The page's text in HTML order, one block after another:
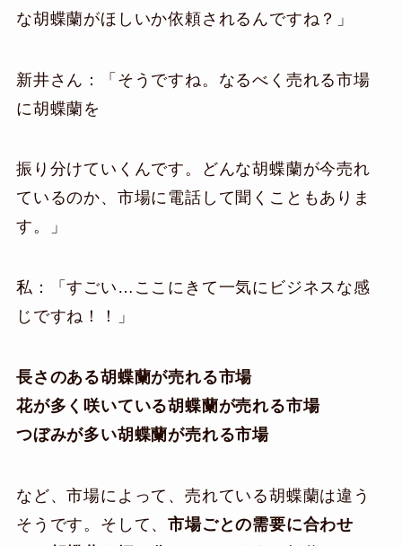
な胡蝶蘭がほしいか依頼されるんですね？」
新井さん：「そうですね。なるべく売れる市場
に胡蝶蘭を
振り分けていくんです。どんな胡蝶蘭が今売れ
ているのか、市場に電話して聞くこともありま
す。」
私：「すごい…ここにきて一気にビジネスな感
じですね！！」
長さのある胡蝶蘭が売れる市場
花が多く咲いている胡蝶蘭が売れる市場
つぼみが多い胡蝶蘭が売れる市場
など、市場によって、売れている胡蝶蘭は違う
そうです。そして、市場ごとの需要に合わせ